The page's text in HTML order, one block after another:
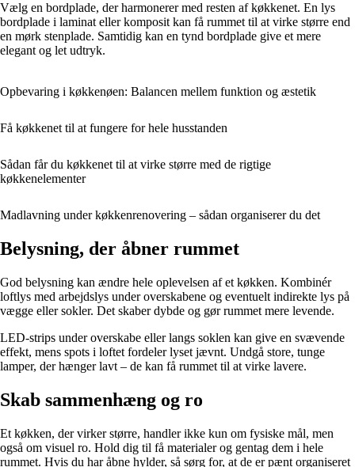
Vælg en bordplade, der harmonerer med resten af køkkenet. En lys
bordplade i laminat eller komposit kan få rummet til at virke større end
en mørk stenplade. Samtidig kan en tynd bordplade give et mere
elegant og let udtryk.
Opbevaring i køkkenøen: Balancen mellem funktion og æstetik
Få køkkenet til at fungere for hele husstanden
Sådan får du køkkenet til at virke større med de rigtige
køkkenelementer
Madlavning under køkkenrenovering – sådan organiserer du det
Belysning, der åbner rummet
God belysning kan ændre hele oplevelsen af et køkken. Kombinér
loftlys med arbejdslys under overskabene og eventuelt indirekte lys på
vægge eller sokler. Det skaber dybde og gør rummet mere levende.
LED-strips under overskabe eller langs soklen kan give en svævende
effekt, mens spots i loftet fordeler lyset jævnt. Undgå store, tunge
lamper, der hænger lavt – de kan få rummet til at virke lavere.
Skab sammenhæng og ro
Et køkken, der virker større, handler ikke kun om fysiske mål, men
også om visuel ro. Hold dig til få materialer og gentag dem i hele
rummet. Hvis du har åbne hylder, så sørg for, at de er pænt organiseret